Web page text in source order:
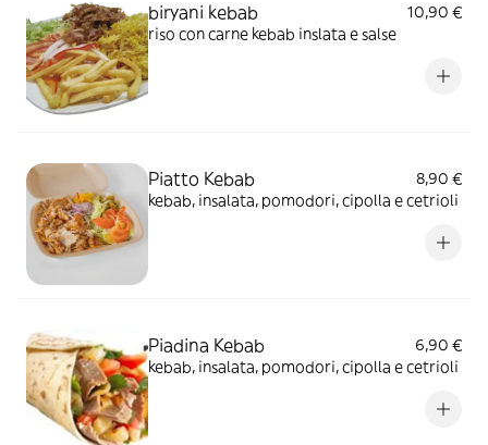
biryani kebab
10,90 €
riso con carne kebab inslata e salse
Piatto Kebab
8,90 €
kebab, insalata, pomodori, cipolla e cetrioli
Piadina Kebab
6,90 €
kebab, insalata, pomodori, cipolla e cetrioli